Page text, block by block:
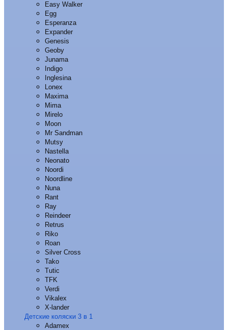
Easy Walker
Egg
Esperanza
Expander
Genesis
Geoby
Junama
Indigo
Inglesina
Lonex
Maxima
Mima
Mirelo
Moon
Mr Sandman
Mutsy
Nastella
Neonato
Noordi
Noordline
Nuna
Rant
Ray
Reindeer
Retrus
Riko
Roan
Silver Cross
Tako
Tutic
TFK
Verdi
Vikalex
X-lander
Детские коляски 3 в 1
Adamex